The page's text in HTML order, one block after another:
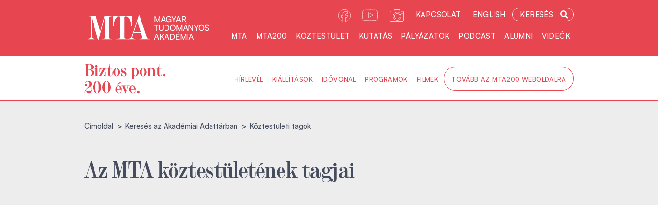
KAPCSOLAT ENGLISH KERESÉS
MTA MTA200 KÖZTESTÜLET KUTATÁS PÁLYÁZATOK PODCAST ALUMNI VIDEÓK
HÍRLEVÉL KIÁLLÍTÁSOK IDŐVONAL PROGRAMOK FILMEK TOVÁBB AZ MTA200 WEBOLDALRA
Címoldal Keresés az Akadémiai Adattárban Köztestületi tagok
Az MTA köztestületének tagjai